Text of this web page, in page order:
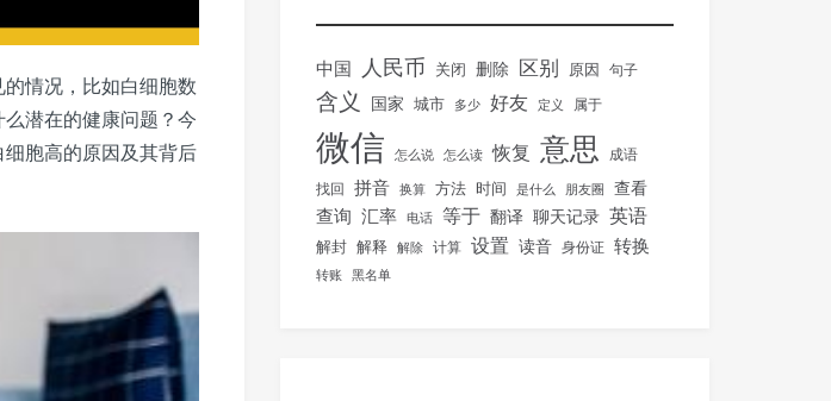
情况，比如白细胞数
么潜在的健康问题？今
胞高的原因及其背后
中国 人民币 关闭 删除 区别 原因 句子
含义 国家 城市 多少 好友 定义 属于
微信 怎么说 怎么读 恢复 意思 成语
找回 拼音 换算 方法 时间 是什么 朋友圈 查看
查询 汇率 电话 等于 翻译 聊天记录 英语
解封 解释 解除 计算 设置 读音 身份证 转换
转账 黑名单